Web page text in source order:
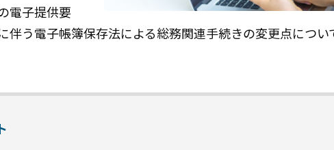
電子提供要
伴う電子帳簿保存法による総務関連手続きの変更点につい